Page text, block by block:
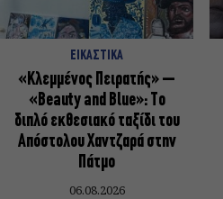
ΕΙΚΑΣΤΙΚΑ
«Κλεμμένος Πειρατής» –
«Beauty and Blue»: Το
διπλό εκθεσιακό ταξίδι του
Απόστολου Χαντζαρά στην
Πάτμο
06.08.2026